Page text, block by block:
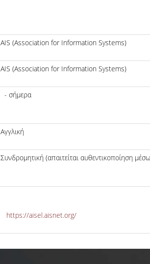
AIS (Association for Information Systems)
AIS (Association for Information Systems)
- σήμερα
Αγγλική
Συνδρομητική (απαιτείται αυθεντικοποίηση
https://aisel.aisnet.org/